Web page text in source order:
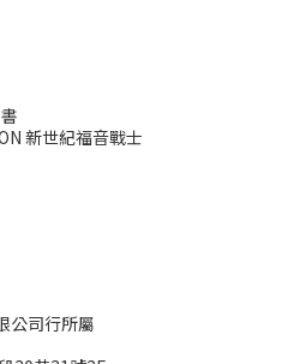
新世紀福音戰士
公司行所屬